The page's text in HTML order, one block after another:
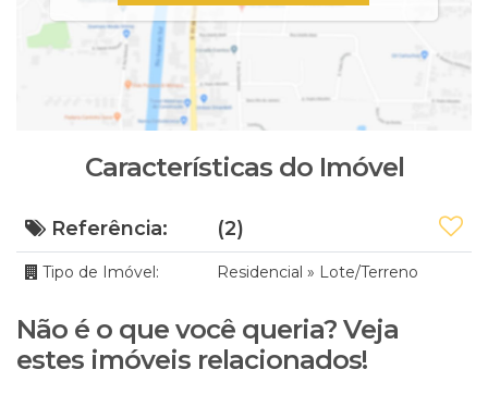
Características do Imóvel
Referência: (2)
Tipo de Imóvel: Residencial » Lote/Terreno
Não é o que você queria? Veja
estes imóveis relacionados!